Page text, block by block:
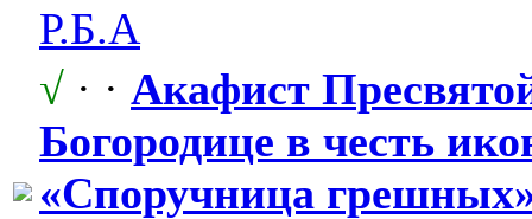
Р.Б.А
√ · · Акафист
Богородице в честь
«Споручница